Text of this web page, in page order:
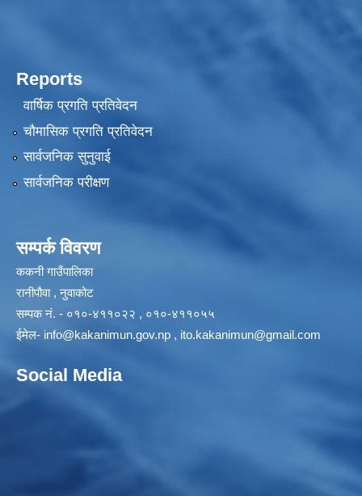
Reports
वार्षिक प्रगति प्रतिवेदन
चौमासिक प्रगति प्रतिवेदन
सार्वजनिक सुनुवाई
सार्वजनिक परीक्षण
सम्पर्क विवरण
ककनी गाउँपालिका
रानीपौवा , नुवाकोट
सम्पक नं. - ०१०-४११०२२ , ०१०-४११०५५
ईमेल- info@kakanimun.gov.np , ito.kakanimun@gmail.com
Social Media